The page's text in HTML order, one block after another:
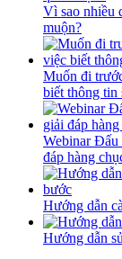
Vì sao nhiều
muộn?
Muốn đi
biết thông tin
Webinar Đấu
đáp hàng
Hướng dẫn
Hướng dẫn